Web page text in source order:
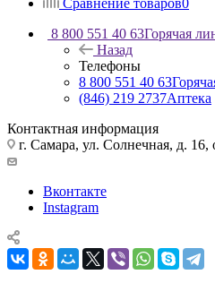
Сравнение товаров0
8 800 551 40 63Горячая
Назад
Телефоны
8 800 551 40 63
(846) 219 2737Аптека
Контактная информация
г. Самара, ул. Солнечная, д. 16,
Вконтакте
Instagram